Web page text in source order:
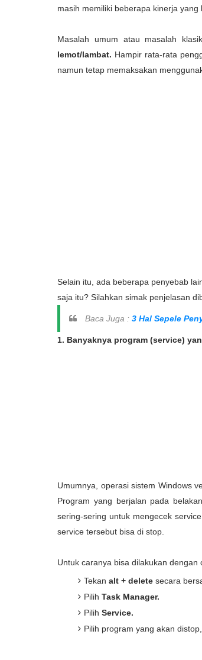
masih memiliki beberapa kinerja yang
Masalah umum atau masalah
lemot/lambat. Hampir rata-rata
namun tetap memaksakan
Selain itu, ada beberapa penyebab
saja itu? Silahkan simak penjelasan
Baca Juga : 3 Hal Sepele
1. Banyaknya program (service)
Umumnya, operasi sistem Windows
Program yang berjalan pada
sering-sering untuk mengecek
service tersebut bisa di stop.
Untuk caranya bisa dilakukan dengan
Tekan alt + delete secara
Pilih Task Manager.
Pilih Service.
Pilih program yang akan